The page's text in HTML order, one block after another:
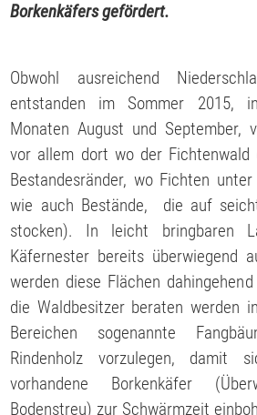
Borkenkäfers gefördert.
Obwohl ausreichend
entstanden im Sommer 2015,
Monaten August und September,
vor allem dort wo der
Bestandesränder, wo Fichten
wie auch Bestände, die auf
stocken). In leicht bringbaren
Käfernester bereits überwiegend
werden diese Flächen
die Waldbesitzer beraten werden
Bereichen sogenannte
Rindenholz vorzulegen, damit
vorhandene Borkenkäfer
Bodenstreu) zur Schwärmzeit